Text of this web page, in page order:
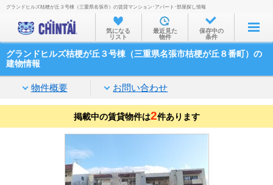
お部屋を探す
沿線・駅から
住所から
家賃相場から
通勤通学時間から
物件特集から
TOP
グランドヒルズ桔梗が丘３号棟（三重県名張市）の賃貸マンション･アパート･部屋探し情報
気になる
リスト
最近見た
物件
保存中の
条件
グランドヒルズ桔梗が丘３号棟（三重県名張市桔梗が丘８番町）の
建物情報
物件概要 お問い合わせ
掲載中の賃貸物件は2件あります